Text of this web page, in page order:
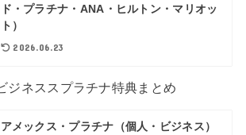
ド・プラチナ・ANA・ヒルトン・マリオッ
ト）
2026.06.23
ジネススプラチナ特典まとめ
アメックス・プラチナ（個人・ビジネス）